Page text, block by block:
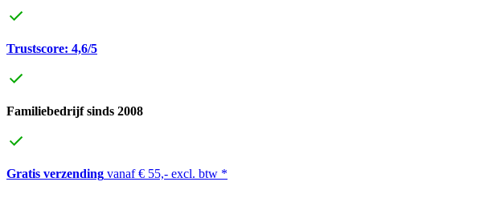
Trustscore: 4,6/5
Familiebedrijf sinds 2008
Gratis verzending vanaf € 55,- excl. btw *